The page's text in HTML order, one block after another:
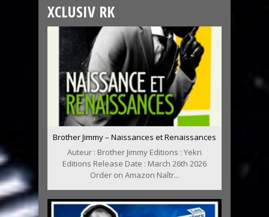
XCLUSIV RK
Brother Jimmy – Naissances et Renaissances
Auteur : Brother Jimmy Editions : Yekri
Editions Release Date : March 26th 2026
Order on Amazon Naîtr...